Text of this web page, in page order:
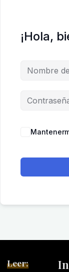
¡Hola,
Leer: